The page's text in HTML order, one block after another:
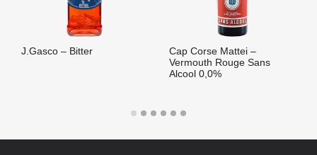
J.Gasco – Bitter
Cap Corse Mattei –
Vermouth Rouge Sans
Alcool 0,0%
LIRE LA SUITE